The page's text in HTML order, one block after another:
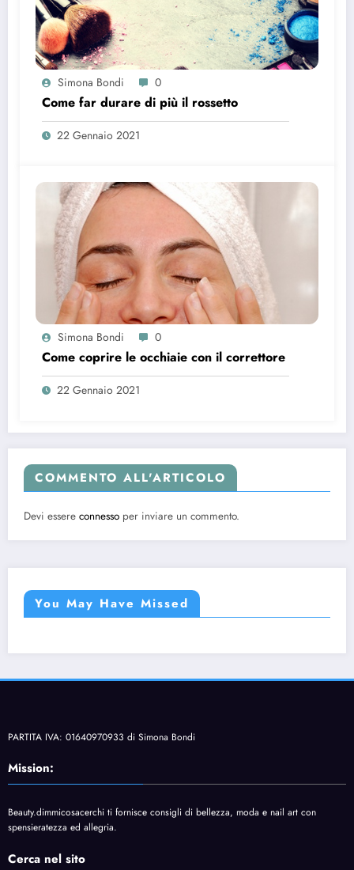
Simona Bondi 0
Come far durare di più il rossetto
22 Gennaio 2021
Simona Bondi 0
Come coprire le occhiaie con il correttore
22 Gennaio 2021
COMMENTO ALL'ARTICOLO
Devi essere connesso per inviare un commento.
You May Have Missed
PARTITA IVA: 01640970933 di Simona Bondi
Mission:
Beauty.dimmicosacerchi ti fornisce consigli di bellezza, moda e nail art con
spensieratezza ed allegria.
Cerca nel sito